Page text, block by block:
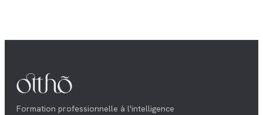
Formation professionnelle à l'intelligence